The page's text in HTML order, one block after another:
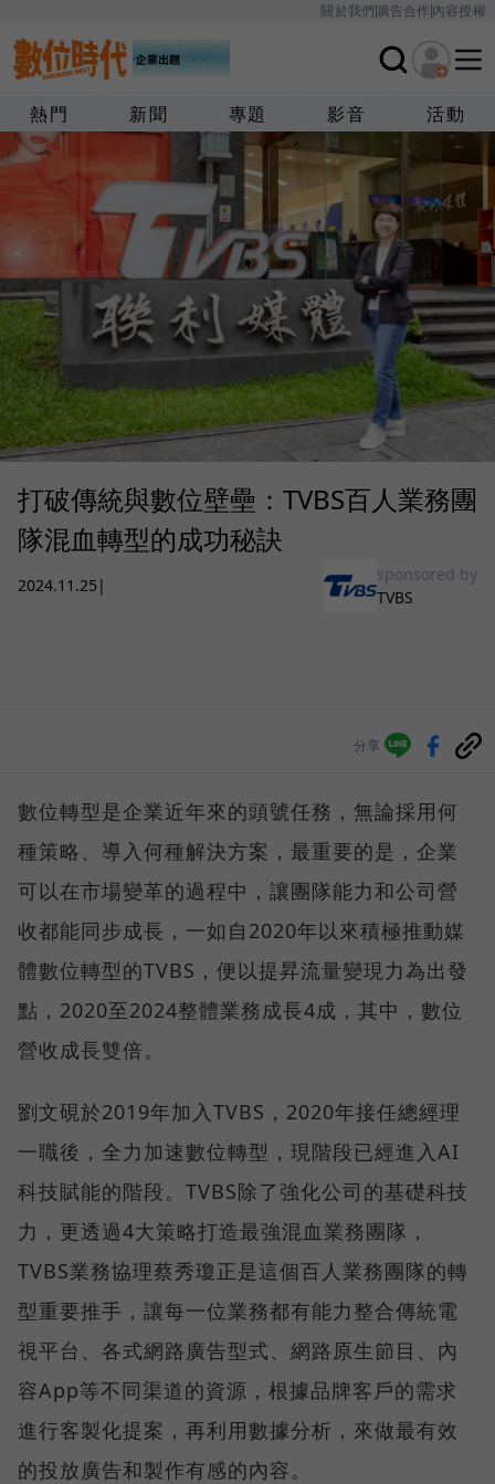
關於我們廣告合作內容授權
熱門 新聞 專題 影音 活動
打破傳統與數位壁壘：TVBS百人業務團
隊混血轉型的成功秘訣
2024.11.25 |
sponsored by
TVBS
分享
數位轉型是企業近年來的頭號任務，無論採用何
種策略、導入何種解決方案，最重要的是，企業
可以在市場變革的過程中，讓團隊能力和公司營
收都能同步成長，一如自2020年以來積極推動媒
體數位轉型的TVBS，便以提昇流量變現力為出發
點，2020至2024整體業務成長4成，其中，數位
營收成長雙倍。
劉文硯於2019年加入TVBS，2020年接任總經理
一職後，全力加速數位轉型，現階段已經進入AI
科技賦能的階段。TVBS除了強化公司的基礎科技
力，更透過4大策略打造最強混血業務團隊，
TVBS業務協理蔡秀瓊正是這個百人業務團隊的轉
型重要推手，讓每一位業務都有能力整合傳統電
視平台、各式網路廣告型式、網路原生節目、內
容App等不同渠道的資源，根據品牌客戶的需求
進行客製化提案，再利用數據分析，來做最有效
的投放廣告和製作有感的內容。